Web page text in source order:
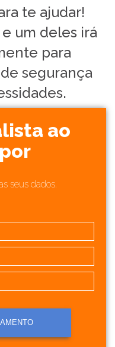
te ajudar!
um deles irá
para
segurança
ao
seus dados.